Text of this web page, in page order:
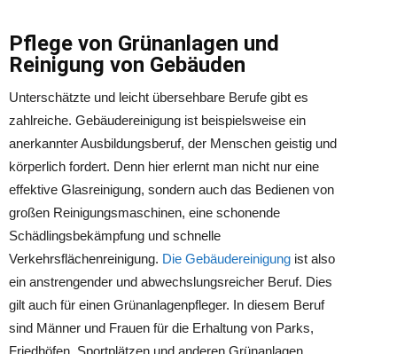
Pflege von Grünanlagen und
Reinigung von Gebäuden
Unterschätzte und leicht übersehbare Berufe gibt es
zahlreiche. Gebäudereinigung ist beispielsweise ein
anerkannter Ausbildungsberuf, der Menschen geistig und
körperlich fordert. Denn hier erlernt man nicht nur eine
effektive Glasreinigung, sondern auch das Bedienen von
großen Reinigungsmaschinen, eine schonende
Schädlingsbekämpfung und schnelle
Verkehrsflächenreinigung. Die Gebäudereinigung ist also
ein anstrengender und abwechslungsreicher Beruf. Dies
gilt auch für einen Grünanlagenpfleger. In diesem Beruf
sind Männer und Frauen für die Erhaltung von Parks,
Friedhöfen, Sportplätzen und anderen Grünanlagen